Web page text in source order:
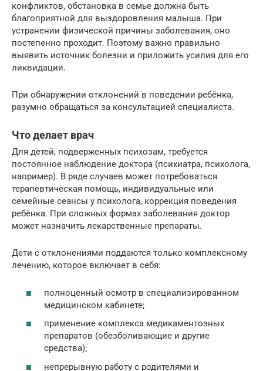
конфликтов, обстановка в семье должна быть
благоприятной для выздоровления малыша. При
устранении физической причины заболевания, оно
постепенно проходит. Поэтому важно правильно
выявить источник болезни и приложить усилия для его
ликвидации.
При обнаружении отклонений в поведении ребёнка,
разумно обращаться за консультацией специалиста.
Что делает врач
Для детей, подверженных психозам, требуется
постоянное наблюдение доктора (психиатра, психолога,
например). В ряде случаев может потребоваться
терапевтическая помощь, индивидуальные или
семейные сеансы у психолога, коррекция поведения
ребёнка. При сложных формах заболевания доктор
может назначить лекарственные препараты.
Дети с отклонениями поддаются только комплексному
лечению, которое включает в себя:
полноценный осмотр в специализированном
медицинском кабинете;
применение комплекса медикаментозных
препаратов (обезболивающие и другие
средства);
непрерывную работу с родителями и